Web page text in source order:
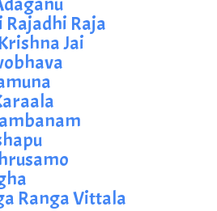
Rajadhi Raja
Jai
Ranga Vittala